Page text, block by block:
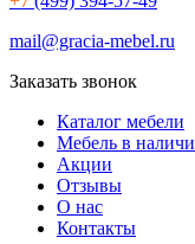
mail@gracia-mebel.ru
Заказать звонок
Каталог мебели
Мебель в
Акции
Отзывы
О нас
Контакты